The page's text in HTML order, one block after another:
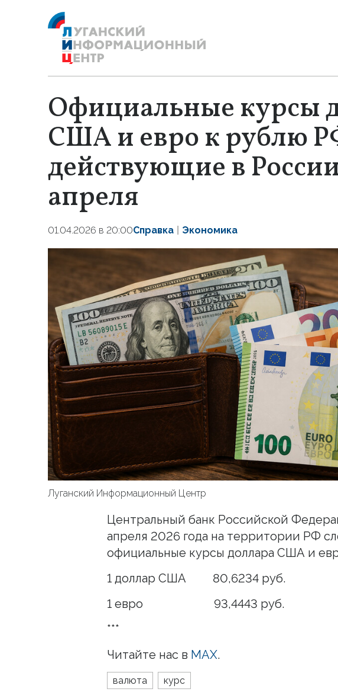
Официальные курсы
США и евро к рублю
действующие в
апреля
01.04.2026 в 20:00Справка Экономика
Луганский Информационный Центр
Центральный банк Российской
апреля 2026 года на территории РФ
официальные курсы доллара США и
1 доллар США 80,6234 руб.
1 евро 93,4443 руб.
***
Читайте нас в MAX.
валюта курс